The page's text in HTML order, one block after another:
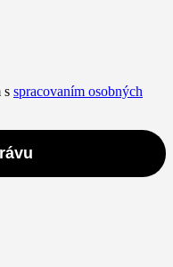
s spracovaním osobných